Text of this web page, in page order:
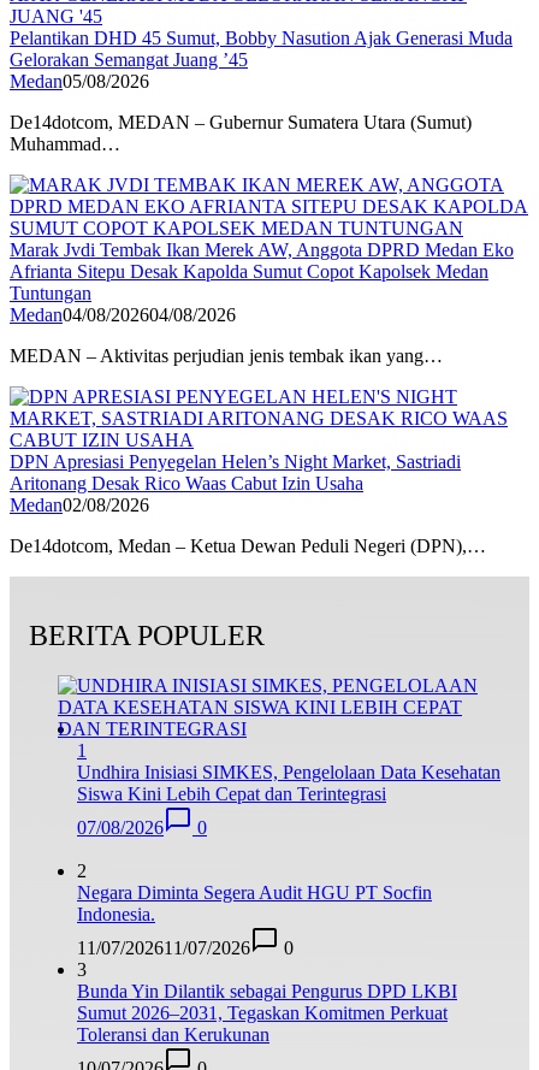
Pelantikan DHD 45 Sumut, Bobby Nasution Ajak Generasi Muda
Gelorakan Semangat Juang ’45
Medan05/08/2026
De14dotcom, MEDAN – Gubernur Sumatera Utara (Sumut)
Muhammad…
Marak Jvdi Tembak Ikan Merek AW, Anggota DPRD Medan Eko
Afrianta Sitepu Desak Kapolda Sumut Copot Kapolsek Medan
Tuntungan
Medan04/08/202604/08/2026
MEDAN – Aktivitas perjudian jenis tembak ikan yang…
DPN Apresiasi Penyegelan Helen’s Night Market, Sastriadi
Aritonang Desak Rico Waas Cabut Izin Usaha
Medan02/08/2026
De14dotcom, Medan – Ketua Dewan Peduli Negeri (DPN),…
BERITA POPULER
1
Undhira Inisiasi SIMKES, Pengelolaan Data Kesehatan
Siswa Kini Lebih Cepat dan Terintegrasi
07/08/2026
0
2
Negara Diminta Segera Audit HGU PT Socfin
Indonesia.
11/07/202611/07/2026
0
3
Bunda Yin Dilantik sebagai Pengurus DPD LKBI
Sumut 2026–2031, Tegaskan Komitmen Perkuat
Toleransi dan Kerukunan